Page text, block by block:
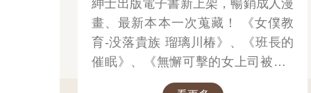
紳士出版電子書新上架，暢銷成人漫
畫、最新本本一次蒐藏！ 《女僕教
育-没落貴族 瑠璃川椿》、《班長的
催眠》、《無懈可擊的女上司被●得
死去活來》等熱門系列作品任君挑